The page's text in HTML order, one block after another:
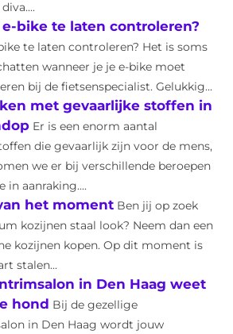
bike te laten controleren?
te laten controleren? Het is soms
wanneer je je e-bike moet
bij de fietsenspecialist. Gelukkig...
met gevaarlijke stoffen in
Er is een enorm aantal
die gevaarlijk zijn voor de mens,
we er bij verschillende beroepen
in aanraking....
het moment Ben jij op zoek
kozijnen staal look? Neem dan een
kozijnen kopen. Op dit moment is
stalen...
in Den Haag weet
hond Bij de gezellige
in Den Haag wordt jouw